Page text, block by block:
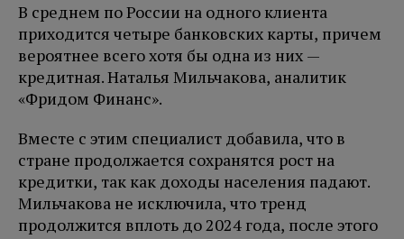
В среднем по России на одного клиента
приходится четыре банковских карты, причем
вероятнее всего хотя бы одна из них —
кредитная. Наталья Мильчакова, аналитик
«Фридом Финанс».
Вместе с этим специалист добавила, что в
стране продолжается сохранятся рост на
кредитки, так как доходы населения падают.
Мильчакова не исключила, что тренд
продолжится вплоть до 2024 года, после этого